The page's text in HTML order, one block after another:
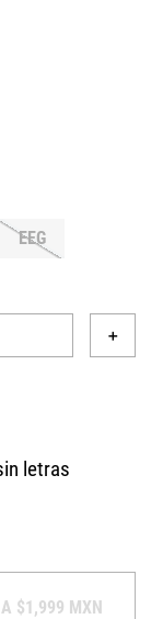
EEG
＋
A $1,999 MXN